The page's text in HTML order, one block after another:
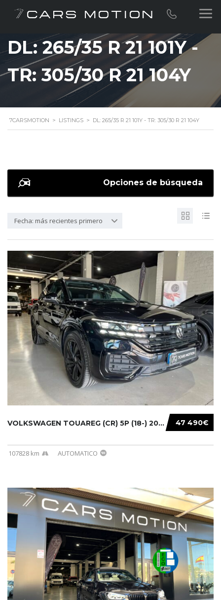
DL: 265/35 R 21 101Y -
TR: 305/30 R 21 104Y
7CARSMOTION > LISTINGS > DL: 265/35 R 21 101Y - TR: 305/30 R 21 104Y
Opciones de búsqueda
Fecha: más recientes primero
47 490€
VOLKSWAGEN TOUAREG (CR) 5P (18-) 2021...
107828 km AUTOMATICO